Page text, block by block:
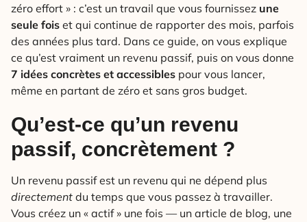
zéro effort » : c’est un travail que vous fournissez une
seule fois et qui continue de rapporter des mois, parfois
des années plus tard. Dans ce guide, on vous explique
ce qu’est vraiment un revenu passif, puis on vous donne
7 idées concrètes et accessibles pour vous lancer,
même en partant de zéro et sans gros budget.
Qu’est-ce qu’un revenu
passif, concrètement ?
Un revenu passif est un revenu qui ne dépend plus
directement du temps que vous passez à travailler.
Vous créez un « actif » une fois — un article de blog, une